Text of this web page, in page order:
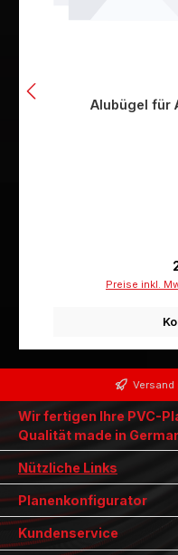
Alubügel für
Preise inkl.
Versand
Wir fertigen Ihre PVC-
Qualität made in
Nützliche Links
Planenkonfigurator
Kundenservice